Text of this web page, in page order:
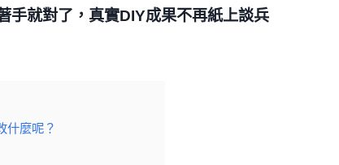
手就對了，真實DIY成果不再紙上談兵
什麼呢？